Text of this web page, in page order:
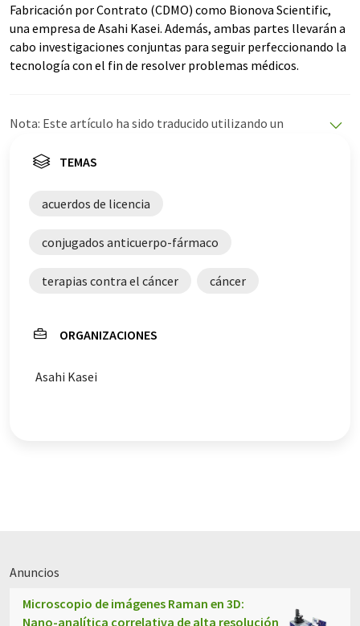
Fabricación por Contrato (CDMO) como Bionova Scientific,
una empresa de Asahi Kasei. Además, ambas partes llevarán a
cabo investigaciones conjuntas para seguir perfeccionando la
tecnología con el fin de resolver problemas médicos.
Nota: Este artículo ha sido traducido utilizando un
ofrece estas traducciones automáticas para presentar
este artículo ha sido traducido con traducción
vocabulario, sintaxis o gramática. El artículo original en
Inglés se puede encontraraquí
TEMAS
acuerdos de licencia
conjugados anticuerpo-fármaco
terapias contra el cáncer cáncer
ORGANIZACIONES
Asahi Kasei
Anuncios
Microscopio de imágenes Raman en 3D:
Nano-analítica correlativa de alta resolución